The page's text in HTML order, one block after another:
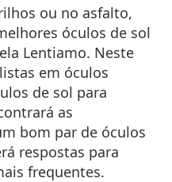
ou no asfalto,
óculos de sol
Lentiamo. Neste
em óculos
de sol para
as
bom par de óculos
respostas para
frequentes.